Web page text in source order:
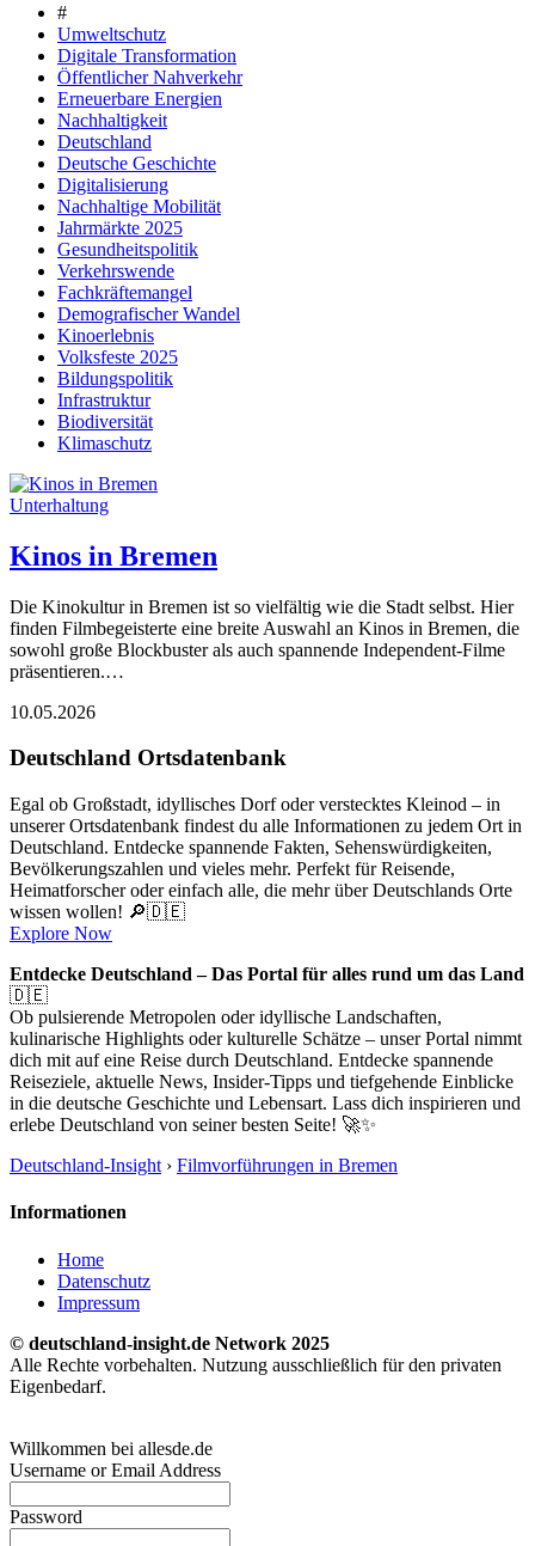
#
Umweltschutz
Digitale Transformation
Öffentlicher Nahverkehr
Erneuerbare Energien
Nachhaltigkeit
Deutschland
Deutsche Geschichte
Digitalisierung
Nachhaltige Mobilität
Jahrmärkte 2025
Gesundheitspolitik
Verkehrswende
Fachkräftemangel
Demografischer Wandel
Kinoerlebnis
Volksfeste 2025
Bildungspolitik
Infrastruktur
Biodiversität
Klimaschutz
Unterhaltung
Kinos in Bremen
Die Kinokultur in Bremen ist so vielfältig wie die Stadt selbst. Hier
finden Filmbegeisterte eine breite Auswahl an Kinos in Bremen, die
sowohl große Blockbuster als auch spannende Independent-Filme
präsentieren.…
10.05.2026
Deutschland Ortsdatenbank
Egal ob Großstadt, idyllisches Dorf oder verstecktes Kleinod – in
unserer Ortsdatenbank findest du alle Informationen zu jedem Ort in
Deutschland. Entdecke spannende Fakten, Sehenswürdigkeiten,
Bevölkerungszahlen und vieles mehr. Perfekt für Reisende,
Heimatforscher oder einfach alle, die mehr über Deutschlands Orte
wissen wollen! 🔎🇩🇪
Explore Now
Entdecke Deutschland – Das Portal für alles rund um das Land
🇩🇪
Ob pulsierende Metropolen oder idyllische Landschaften,
kulinarische Highlights oder kulturelle Schätze – unser Portal nimmt
dich mit auf eine Reise durch Deutschland. Entdecke spannende
Reiseziele, aktuelle News, Insider-Tipps und tiefgehende Einblicke
in die deutsche Geschichte und Lebensart. Lass dich inspirieren und
erlebe Deutschland von seiner besten Seite! 🚀✨
Deutschland-Insight › Filmvorführungen in Bremen
Informationen
Home
Datenschutz
Impressum
© deutschland-insight.de Network 2025
Alle Rechte vorbehalten. Nutzung ausschließlich für den privaten
Eigenbedarf.
Willkommen bei allesde.de
Username or Email Address
Password